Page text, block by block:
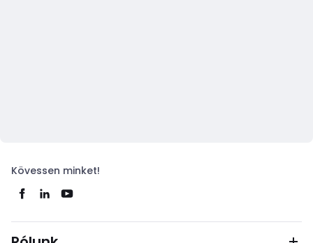
Kövessen minket!